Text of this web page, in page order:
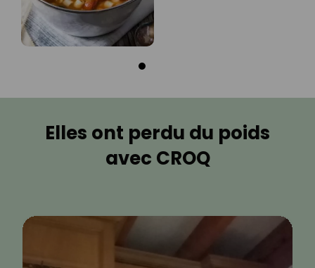
Elles ont perdu du poids
avec CROQ